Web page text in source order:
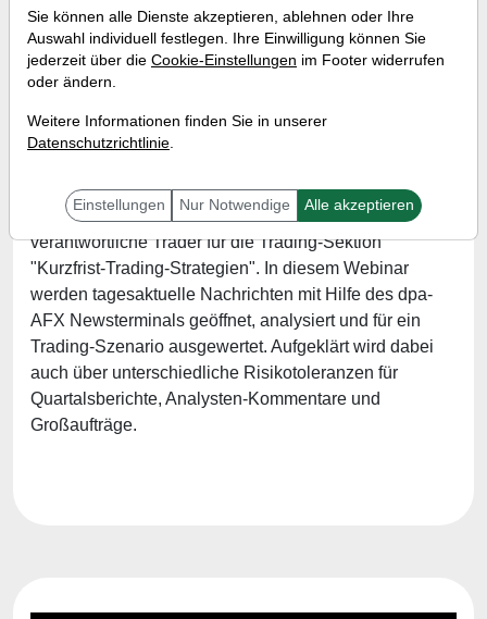
Trading-Szenarien - So
funktioniert es!
Wann:Freitag, 2. Juli 2021 von 18 bis 19 Uhr
Marvin Herzberger ist bei TraderFox der
verantwortliche Trader für die Trading-Sektion
"Kurzfrist-Trading-Strategien". In diesem Webinar
werden tagesaktuelle Nachrichten mit Hilfe des dpa-
AFX Newsterminals geöffnet, analysiert und für ein
Trading-Szenario ausgewertet. Aufgeklärt wird dabei
auch über unterschiedliche Risikotoleranzen für
Quartalsberichte, Analysten-Kommentare und
Großaufträge.
Sie können alle Dienste akzeptieren, ablehnen oder Ihre
Auswahl individuell festlegen. Ihre Einwilligung können Sie
jederzeit über die Cookie-Einstellungen im Footer widerrufen
oder ändern.
Weitere Informationen finden Sie in unserer
Datenschutzrichtlinie.
Einstellungen Nur Notwendige Alle akzeptieren